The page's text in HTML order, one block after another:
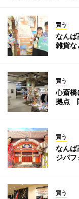
買う
なんば
雑貨
買う
心斎橋
拠点
買う
なん
ジパフ
買う